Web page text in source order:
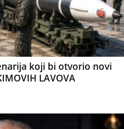
koji bi otvorio novi
LAVOVA